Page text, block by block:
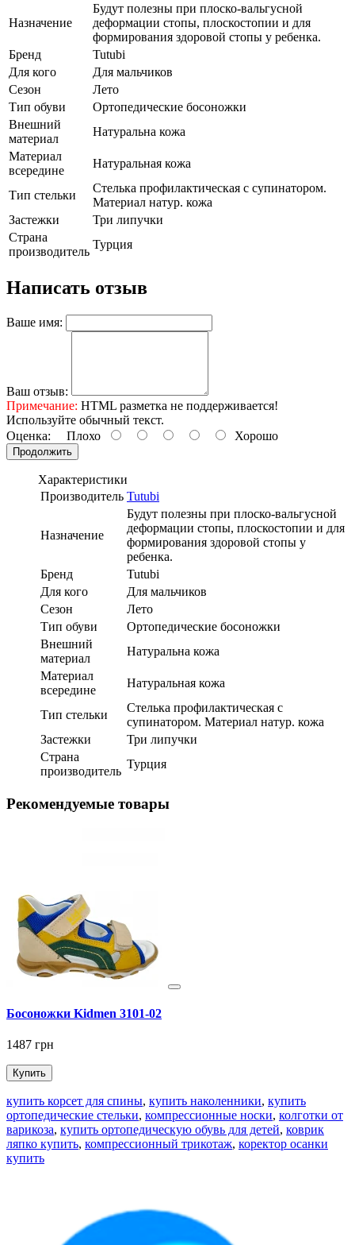
Назначение
Будут полезны при плоско-вальгусной
деформации стопы, плоскостопии и для
формирования здоровой стопы у ребенка.
Бренд
Tutubi
Для кого
Для мальчиков
Сезон
Лето
Тип обуви
Ортопедические босоножки
Внешний
материал
Натуральна кожа
Материал
всередине
Натуральная кожа
Тип стельки
Стелька профилактическая с супинатором.
Материал натур. кожа
Застежки
Три липучки
Страна
производитель
Турция
Написать отзыв
Ваше имя:
Ваш отзыв:
Примечание: HTML разметка не поддерживается!
Используйте обычный текст.
Оценка: Плохо Хорошо
Продолжить
Характеристики
Производитель Tutubi
Назначение
Будут полезны при плоско-вальгусной
деформации стопы, плоскостопии и для
формирования здоровой стопы у
ребенка.
Бренд
Tutubi
Для кого
Для мальчиков
Сезон
Лето
Тип обуви
Ортопедические босоножки
Внешний
материал
Натуральна кожа
Материал
всередине
Натуральная кожа
Тип стельки
Стелька профилактическая с
супинатором. Материал натур. кожа
Застежки
Три липучки
Страна
производитель
Турция
Рекомендуемые товары
Босоножки Kidmen 3101-02
1487 грн
Купить
купить корсет для спины, купить наколенники, купить
ортопедические стельки, компрессионные носки, колготки от
варикоза, купить ортопедическую обувь для детей, коврик
ляпко купить, компрессионный трикотаж, коректор осанки
купить